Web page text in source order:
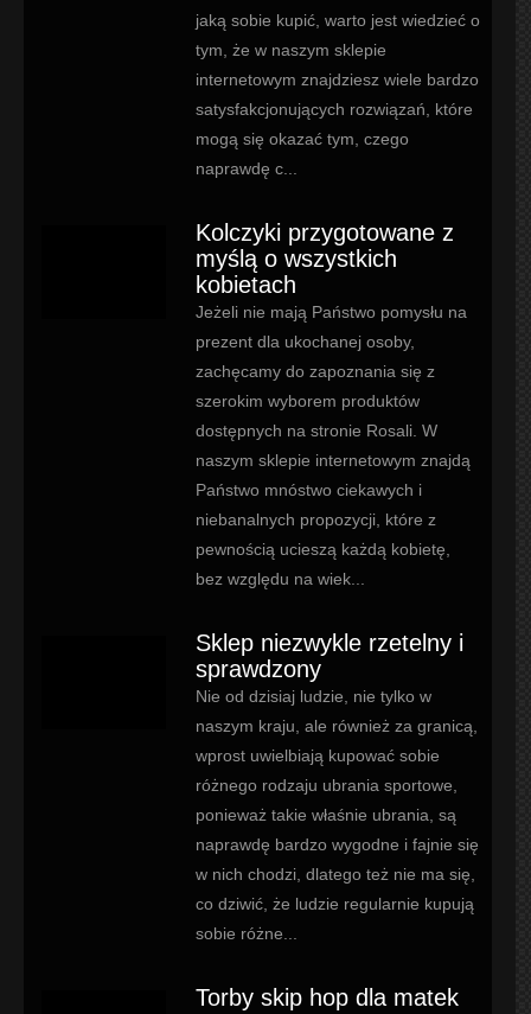
jaką sobie kupić, warto jest wiedzieć o
tym, że w naszym sklepie
internetowym znajdziesz wiele bardzo
satysfakcjonujących rozwiązań, które
mogą się okazać tym, czego
naprawdę c...
Kolczyki przygotowane z
myślą o wszystkich
kobietach
Jeżeli nie mają Państwo pomysłu na
prezent dla ukochanej osoby,
zachęcamy do zapoznania się z
szerokim wyborem produktów
dostępnych na stronie Rosali. W
naszym sklepie internetowym znajdą
Państwo mnóstwo ciekawych i
niebanalnych propozycji, które z
pewnością ucieszą każdą kobietę,
bez względu na wiek...
Sklep niezwykle rzetelny i
sprawdzony
Nie od dzisiaj ludzie, nie tylko w
naszym kraju, ale również za granicą,
wprost uwielbiają kupować sobie
różnego rodzaju ubrania sportowe,
ponieważ takie właśnie ubrania, są
naprawdę bardzo wygodne i fajnie się
w nich chodzi, dlatego też nie ma się,
co dziwić, że ludzie regularnie kupują
sobie różne...
Torby skip hop dla matek